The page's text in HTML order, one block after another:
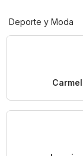
Deporte y Moda
Carmel